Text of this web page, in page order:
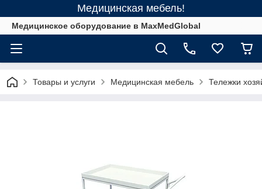
Медицинская мебель!
Медицинское оборудование в MaxMedGlobal
Товары и услуги Медицинская мебель Тележки